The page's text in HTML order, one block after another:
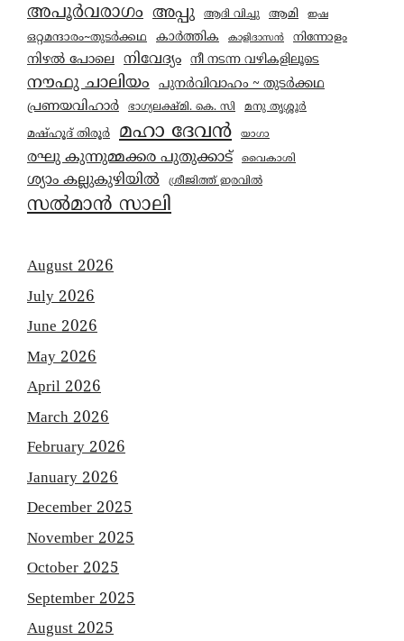
അപൂർവരാഗം അപ്പു ആദി വിച്ചു ആമി ഇഷ
ഒറ്റമന്ദാരം~തുടർക്കഥ കാര്‍ത്തിക കാളിദാസൻ നിന്നോളം
നിഴൽ പോലെ നിവേദ്യം നീ നടന്ന വഴികളിലൂടെ
നൗഫു ചാലിയം പുനർവിവാഹം ~ തുടർക്കഥ
പ്രണയവിഹാർ ഭാഗ്യലക്ഷ്മി. കെ. സി
മനു തൃശ്ശൂർ
മഷ്ഹൂദ് തിരൂർ
മഹാ ദേവൻ യാഗാ
രഘു കുന്നുമ്മക്കര പുതുക്കാട് വൈകാശി
ശ്യാം കല്ലുകുഴിയിൽ ശ്രീജിത്ത് ഇരവിൽ
സൽമാൻ സാലി
August 2026
July 2026
June 2026
May 2026
April 2026
March 2026
February 2026
January 2026
December 2025
November 2025
October 2025
September 2025
August 2025